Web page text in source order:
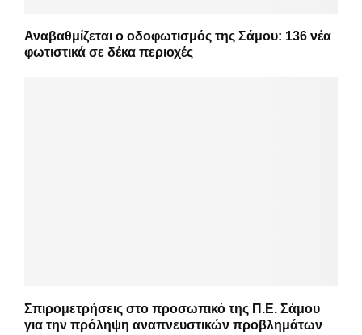
Αναβαθμίζεται ο οδοφωτισμός της Σάμου: 136 νέα
φωτιστικά σε δέκα περιοχές
Σπιρομετρήσεις στο προσωπικό της Π.Ε. Σάμου
για την πρόληψη αναπνευστικών προβλημάτων